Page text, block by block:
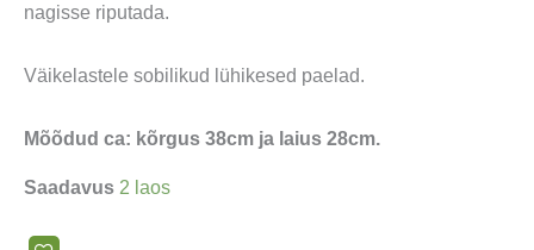
nagisse riputada.
Väikelastele sobilikud lühikesed paelad.
Mõõdud ca: kõrgus 38cm ja laius 28cm.
Saadavus 2 laos